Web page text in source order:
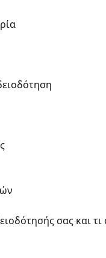
σας και τι